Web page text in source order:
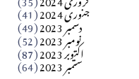
جنوری 2024 (41) دسمبر 2023 (49) نومبر 2023 (52) اکتوبر 2023 (87) ستمبر 2023 (64)